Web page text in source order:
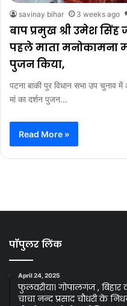
savinay bihar 3 weeks ago
बाप प्रमुख श्री उमेश
पहले माता मनोकामना
पुजन किया,
पटना बाकी पुर विधान सभा उप चुनाव
मां का दर्शन पुजन…
Read More »
पॉपुलर लिंक
April 24, 2025
फुलवरीया। गोपालगंज , बिहार
चाचा नन्द प्रसाद चौधरी के